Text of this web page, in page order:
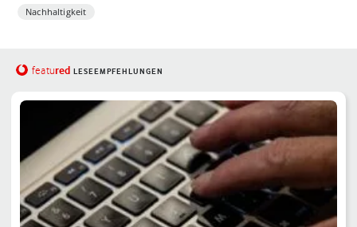
Nachhaltigkeit
featured LESEEMPFEHLUNGEN